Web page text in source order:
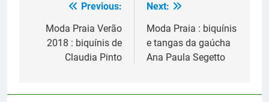
Navegação
de
Previous:
Moda Praia Verão
2018 : biquínis de
Claudia Pinto
Next:
Moda Praia : biquínis
e tangas da gaúcha
Ana Paula Segetto